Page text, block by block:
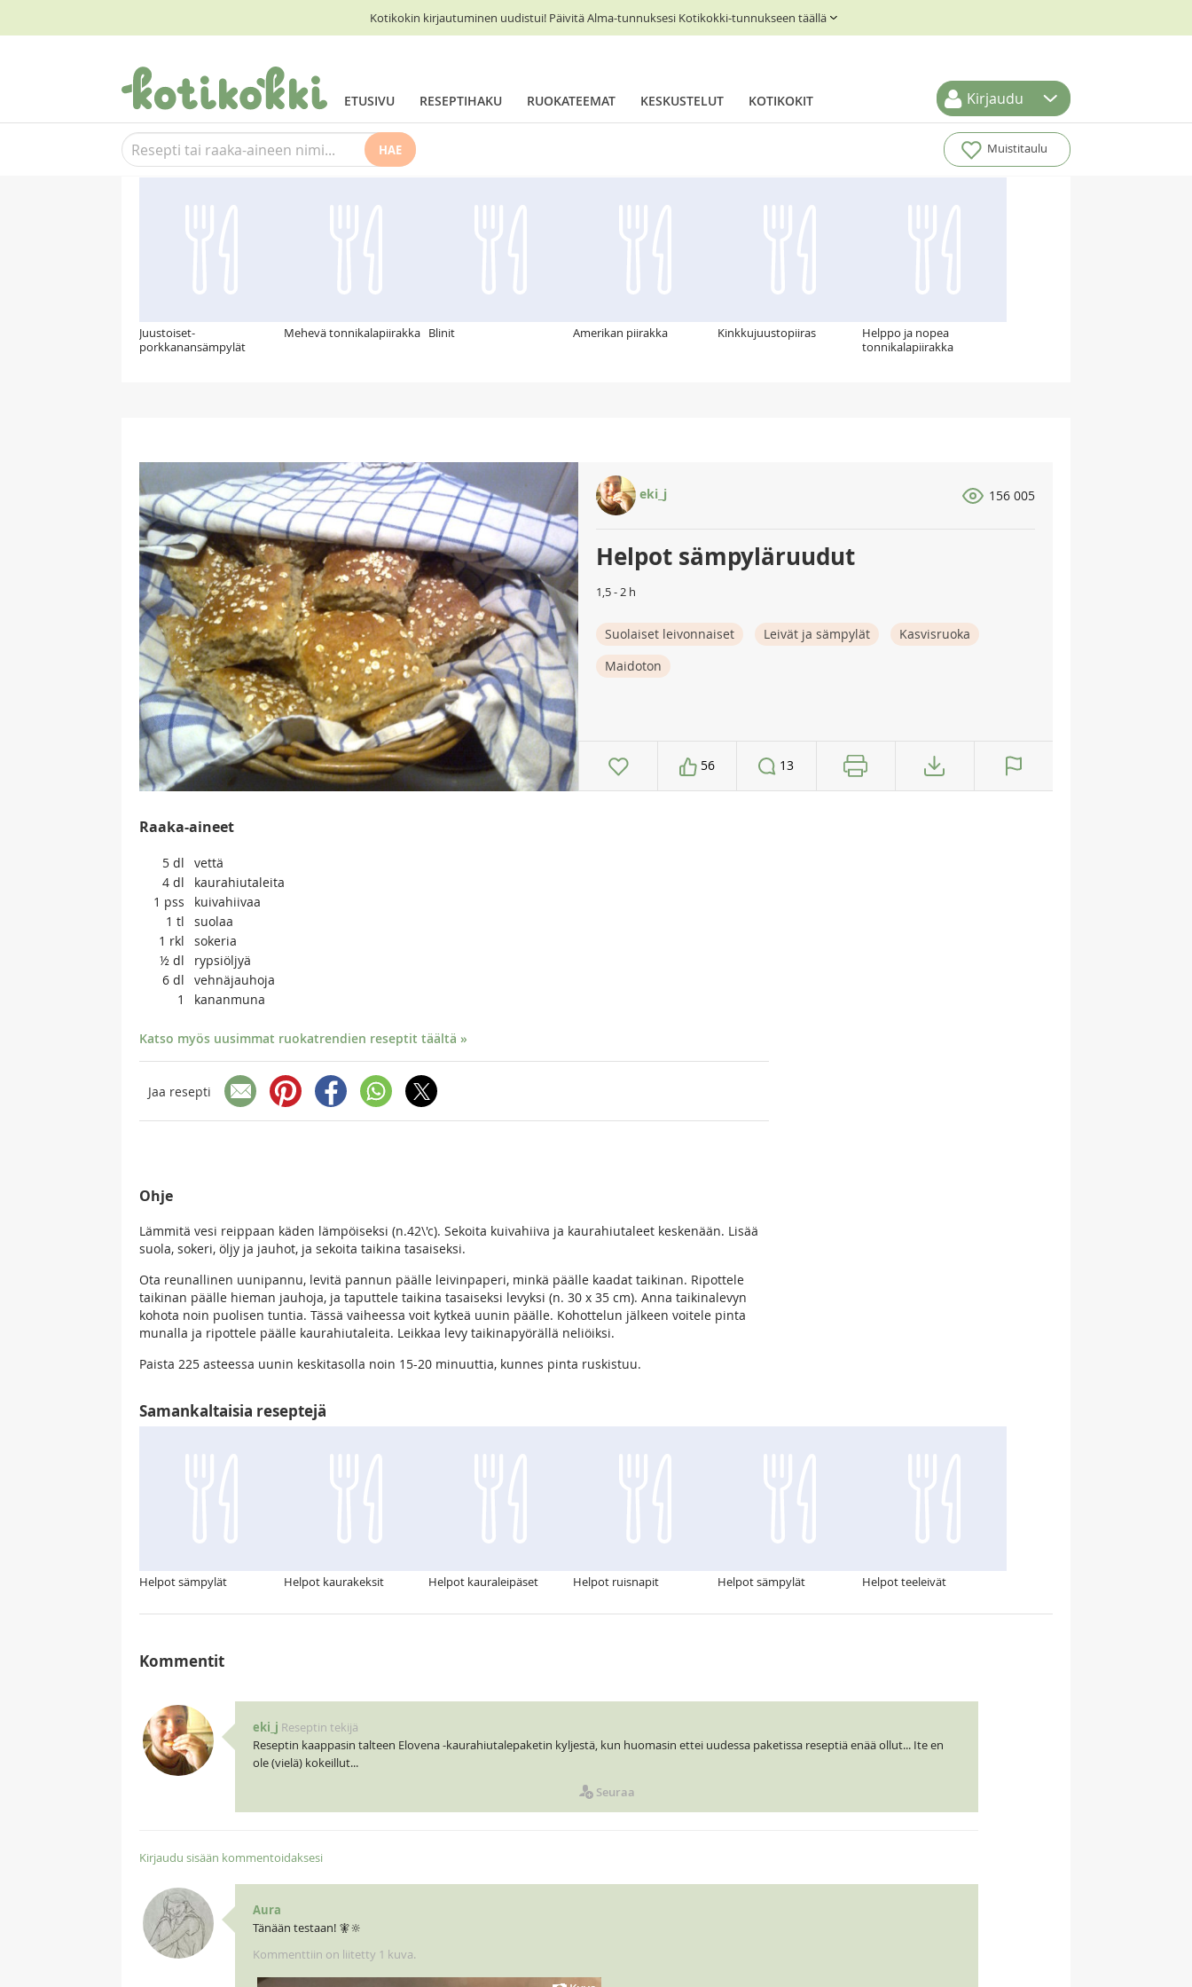
Kotikokin kirjautuminen uudistui! Päivitä Alma-tunnuksesi Kotikokki-tunnukseen täällä
ETUSIVU RESEPTIHAKU RUOKATEEMAT KESKUSTELUT KOTIKOKIT Kirjaudu
HAE Muistitaulu
Suosittelemme myös
Juustoiset-
porkkanansämpylät
Mehevä tonnikalapiirakka Blinit Amerikan piirakka Kinkkujuustopiiras
Helppo ja nopea
tonnikalapiirakka
eki_j 156 005
Helpot sämpyläruudut
1,5 - 2 h
Suolaiset leivonnaiset Leivät ja sämpylät
Kasvisruoka
Maidoton
56 13
Raaka-aineet
5 dl
vettä
4 dl
kaurahiutaleita
1 pss
kuivahiivaa
1 tl
suolaa
1 rkl
sokeria
½ dl
rypsiöljyä
6 dl
vehnäjauhoja
1
kananmuna
Katso myös uusimmat ruokatrendien reseptit täältä »
Jaa resepti
Ohje
Lämmitä vesi reippaan käden lämpöiseksi (n.42\'c). Sekoita kuivahiiva ja kaurahiutaleet keskenään. Lisää
suola, sokeri, öljy ja jauhot, ja sekoita taikina tasaiseksi.
Ota reunallinen uunipannu, levitä pannun päälle leivinpaperi, minkä päälle kaadat taikinan. Ripottele
taikinan päälle hieman jauhoja, ja taputtele taikina tasaiseksi levyksi (n. 30 x 35 cm). Anna taikinalevyn
kohota noin puolisen tuntia. Tässä vaiheessa voit kytkeä uunin päälle. Kohottelun jälkeen voitele pinta
munalla ja ripottele päälle kaurahiutaleita. Leikkaa levy taikinapyörällä neliöiksi.
Paista 225 asteessa uunin keskitasolla noin 15-20 minuuttia, kunnes pinta ruskistuu.
Samankaltaisia reseptejä
Helpot sämpylät Helpot kaurakeksit Helpot kauraleipäset Helpot ruisnapit Helpot sämpylät Helpot teeleivät
Kommentit
eki_j Reseptin tekijä
Reseptin kaappasin talteen Elovena -kaurahiutalepaketin kyljestä, kun huomasin ettei uudessa paketissa reseptiä enää ollut... Ite en
ole (vielä) kokeillut...
Seuraa
Kirjaudu sisään kommentoidaksesi
Aura
Tänään testaan! 🧚🔆
Kommenttiin on liitetty 1 kuva.